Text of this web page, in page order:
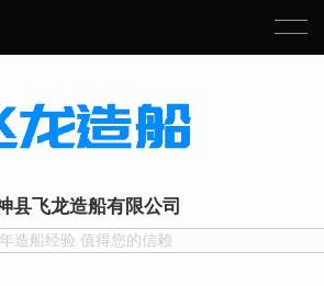
县飞龙造船有限公司
造船经验 值得您的信赖